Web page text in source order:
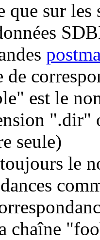
que sur les
de
est le
".dir"
seule)
le
chaîne